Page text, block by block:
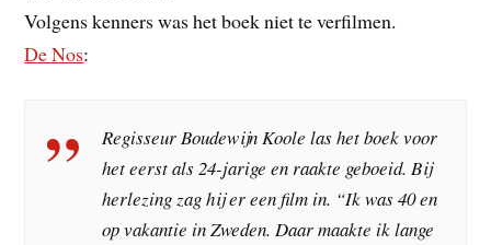
Volgens kenners was het boek niet te verfilmen.
De Nos:
Regisseur Boudewijn Koole las het boek voor
het eerst als 24-jarige en raakte geboeid. Bij
herlezing zag hij er een film in. “Ik was 40 en
op vakantie in Zweden. Daar maakte ik lange